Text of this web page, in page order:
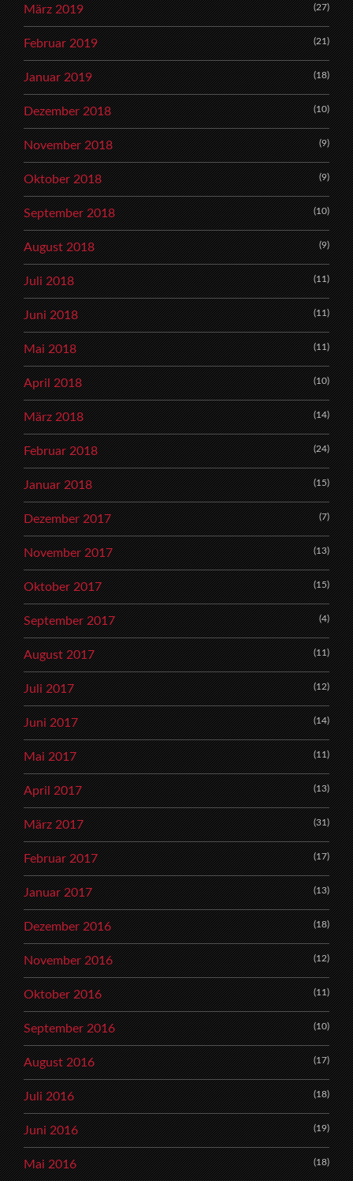
März 2019 (27)
Februar 2019 (21)
Januar 2019 (18)
Dezember 2018 (10)
November 2018 (9)
Oktober 2018 (9)
September 2018 (10)
August 2018 (9)
Juli 2018 (11)
Juni 2018 (11)
Mai 2018 (11)
April 2018 (10)
März 2018 (14)
Februar 2018 (24)
Januar 2018 (15)
Dezember 2017 (7)
November 2017 (13)
Oktober 2017 (15)
September 2017 (4)
August 2017 (11)
Juli 2017 (12)
Juni 2017 (14)
Mai 2017 (11)
April 2017 (13)
März 2017 (31)
Februar 2017 (17)
Januar 2017 (13)
Dezember 2016 (18)
November 2016 (12)
Oktober 2016 (11)
September 2016 (10)
August 2016 (17)
Juli 2016 (18)
Juni 2016 (19)
Mai 2016 (18)